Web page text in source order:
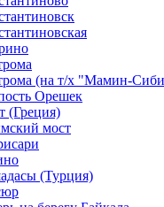
(на т/х "Мамин-
Орешек
(Греция)
мост
(Турция)